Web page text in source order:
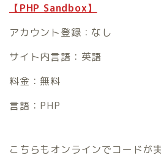
【PHP Sandbox】
アカウント登録：なし
サイト内言語：英語
料金：無料
言語：PHP
こちらもオンラインでコードが